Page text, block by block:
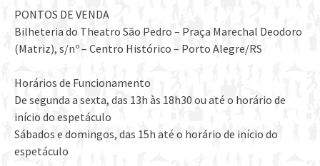
PONTOS DE VENDA
Bilheteria do Theatro São Pedro – Praça Marechal Deodoro
(Matriz), s/nº – Centro Histórico – Porto Alegre/RS
Horários de Funcionamento
De segunda a sexta, das 13h às 18h30 ou até o horário de
início do espetáculo
Sábados e domingos, das 15h até o horário de início do
espetáculo